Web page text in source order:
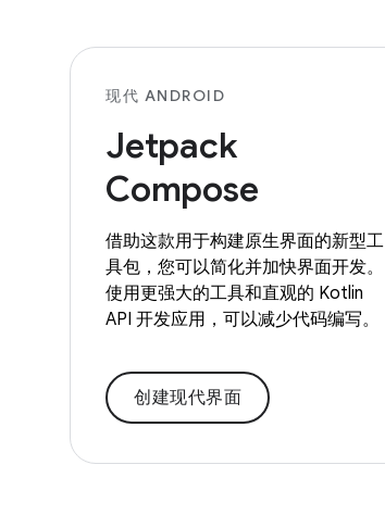
现代 ANDROID
Jetpack
Compose
借助这款用于构建原生界面的新型工
具包，您可以简化并加快界面开发。
使用更强大的工具和直观的 Kotlin
API 开发应用，可以减少代码编写。
创建现代界面